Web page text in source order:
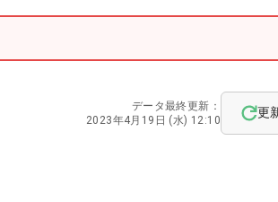
データ最終更新：
2023年4月19日 (水) 12:10
更